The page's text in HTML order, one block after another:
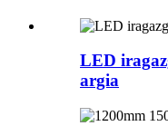
LED
argia